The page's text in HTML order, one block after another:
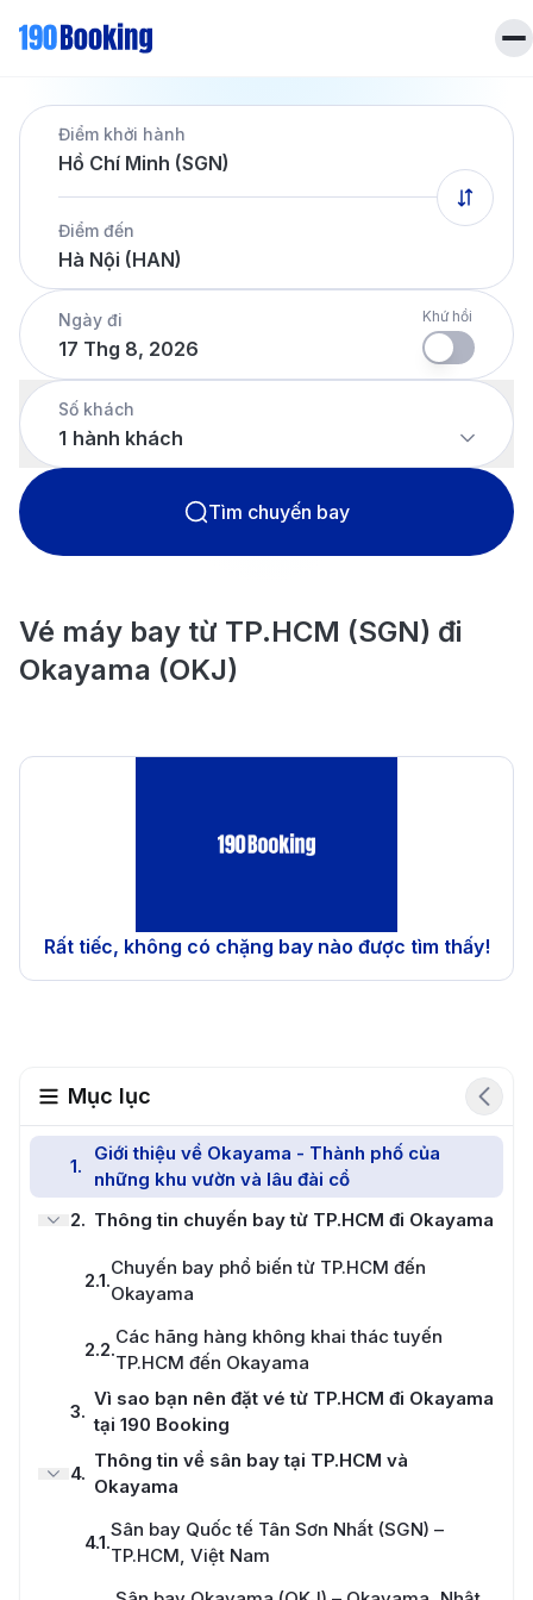
Trang chủ
Vé máy bay
Dịch vụ
Khách sạn
Tin tứcLiên hệ
Hotline
028 7303 6167
Tiếng Việt
Điểm khởi hành
Hồ Chí Minh (SGN)
Điểm đến
Hà Nội (HAN)
Ngày đi
17 Thg 8, 2026
Khứ hồi
Số khách
1 hành khách
Tìm chuyến bay
Vé máy bay từ TP.HCM (SGN) đi
Okayama (OKJ)
Rất tiếc, không có chặng bay nào được tìm thấy!
Mục lục
1.
Giới thiệu về Okayama - Thành phố của
những khu vườn và lâu đài cổ
2. Thông tin chuyến bay từ TP.HCM đi Okayama
2.1.
Chuyến bay phổ biến từ TP.HCM đến
Okayama
2.2.
Các hãng hàng không khai thác tuyến
TP.HCM đến Okayama
3.
Vì sao bạn nên đặt vé từ TP.HCM đi Okayama
tại 190 Booking
4.
Thông tin về sân bay tại TP.HCM và
Okayama
4.1.
Sân bay Quốc tế Tân Sơn Nhất (SGN) –
TP.HCM, Việt Nam